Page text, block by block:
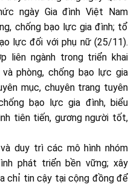
ngày Gia đình Việt Nam
chống bạo lực gia đình; tổ
lực đối với phụ nữ (25/11).
liên ngành trong triển khai
phòng, chống bạo lực gia
mục, chuyên trang tuyên
bạo lực gia đình, biểu
tiên tiến, gương người tốt,
duy trì các mô hình nhóm
phát triển bền vững; xây
chỉ tin cậy tại cộng đồng để